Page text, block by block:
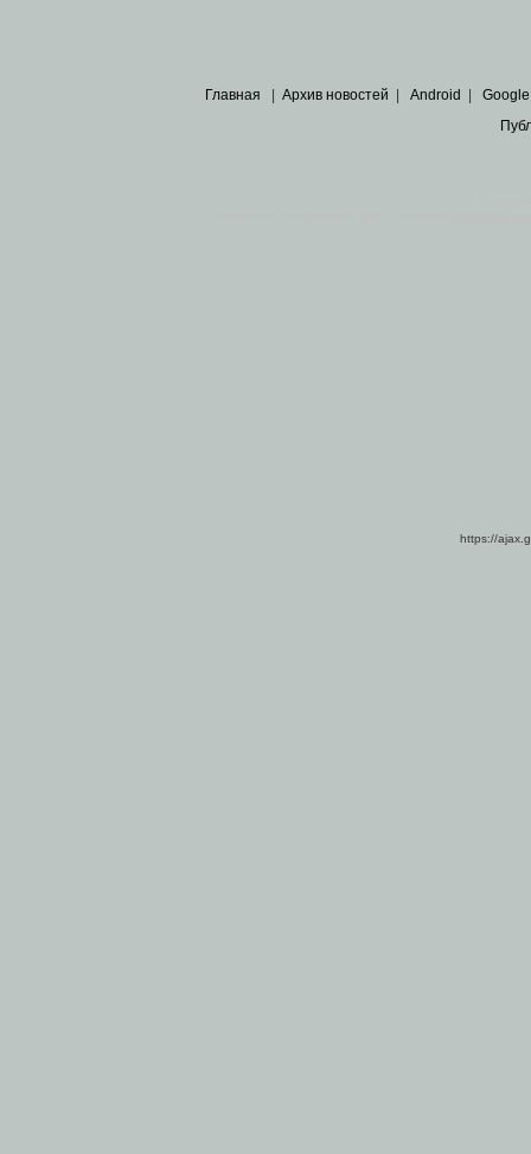
Главная Архив новостей Android Google
https://